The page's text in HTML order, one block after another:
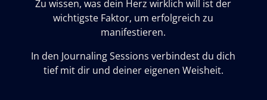
Zu wissen, was dein Herz wirklich will ist der
wichtigste Faktor, um erfolgreich zu
manifestieren.
In den Journaling Sessions verbindest du dich
tief mit dir und deiner eigenen Weisheit.